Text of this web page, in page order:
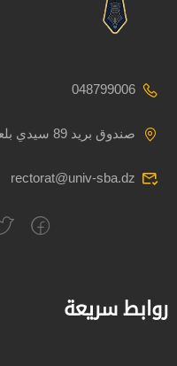
048799006
صندوق بريد 89 سيدي بلعباس الجزائر
rectorat@univ-sba.dz
روابط سريعة